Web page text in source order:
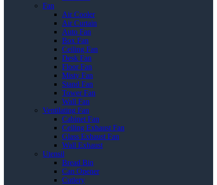
Fan
Air Cooler
Air Curtain
Auto Fan
Box Fan
Ceiling Fan
Desk Fan
Floor Fan
Misty Fan
Stand Fan
Tower Fan
Wall Fan
Ventilating Fan
Cabinet Fan
Ceiling Exhaust Fan
Glass Exhaust Fan
Wall Exhaust
Utensil
Bread Bin
Can Opener
Cutlery